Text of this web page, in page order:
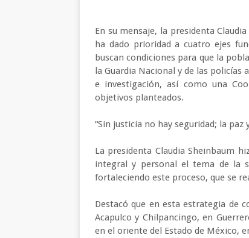
En su mensaje, la presidenta
ha dado prioridad a cuatro ejes
buscan condiciones para que la
la Guardia Nacional y de las
e investigación, así como una
objetivos planteados.
“Sin justicia no hay seguridad; la
La presidenta Claudia Sheinbaum
integral y personal el tema de la
fortaleciendo este proceso, que se
Destacó que en esta estrategia de
Acapulco y Chilpancingo, en
en el oriente del Estado de México,